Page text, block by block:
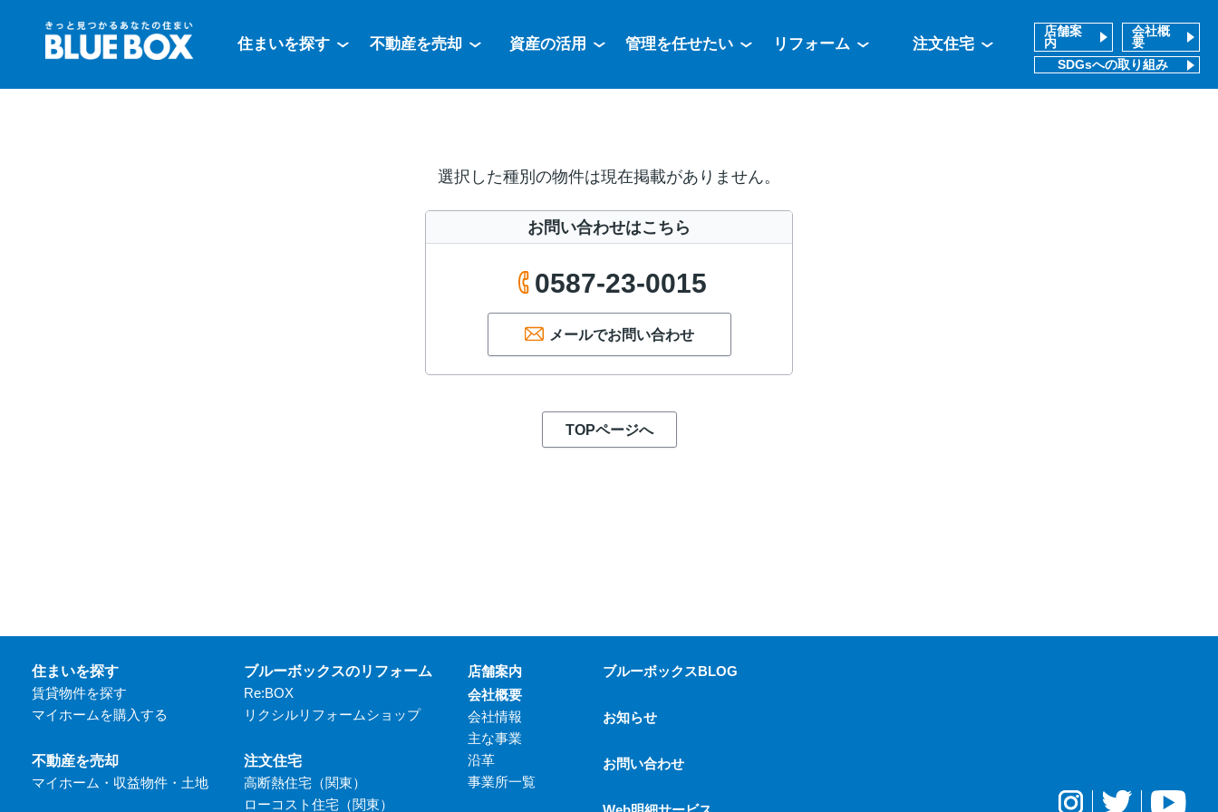
住まいを探す 不動産を売却 資産の活用 管理を任せたい リフォーム 注文住宅
店舗案
内
会社概
要
SDGsへの取り組み
選択した種別の物件は現在掲載がありません。
お問い合わせはこちら
0587-23-0015
メールでお問い合わせ
TOPページへ
住まいを探す
賃貸物件を探す
マイホームを購入する
不動産を売却
マイホーム・収益物件・土地
ブルーボックスのリフォーム
Re:BOX
リクシルリフォームショップ
注文住宅
高断熱住宅（関東）
ローコスト住宅（関東）
店舗案内
会社概要
会社情報
主な事業
沿革
事業所一覧
ブルーボックスBLOG
お知らせ
お問い合わせ